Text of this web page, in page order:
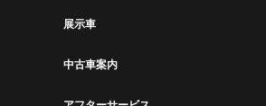
展示車
中古車案内